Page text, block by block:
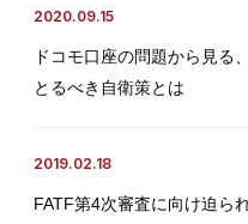
2020.09.15
ドコモ口座の問題から見る
とるべき自衛策とは
2019.02.18
FATF第4次審査に向け迫ら